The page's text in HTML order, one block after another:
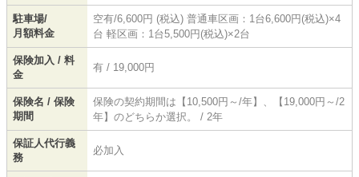
駐車場/
月額料金
空有/6,600円 (税込) 普通車区画：1台6,600円(税込)×4
台 軽区画：1台5,500円(税込)×2台
保険加入 / 料
金
有 / 19,000円
保険名 / 保険
期間
保険の契約期間は【10,500円～/年】、【19,000円～/2
年】のどちらか選択。 / 2年
保証人代行義
務
必加入